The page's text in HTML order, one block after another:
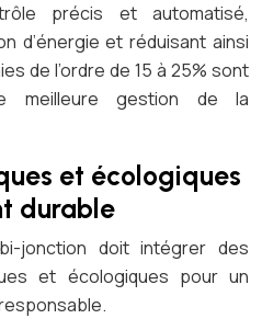
précis et automatisé,
d’énergie et réduisant ainsi
de l’ordre de 15 à 25% sont
meilleure gestion de la
et écologiques
durable
jonction doit intégrer des
et écologiques pour un